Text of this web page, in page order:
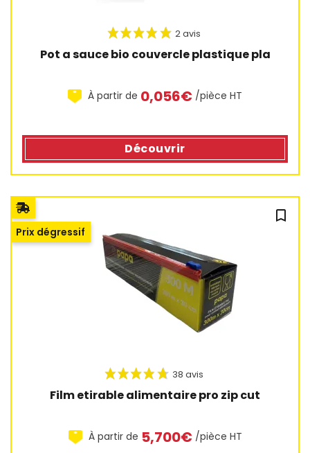
Pot a sauce bio couvercle plastique pla
À partir de 0,056€ /pièce HT
Découvrir
bookmark_outline
Film etirable alimentaire pro zip cut
À partir de 5,700€ /pièce HT
Prix dégressif